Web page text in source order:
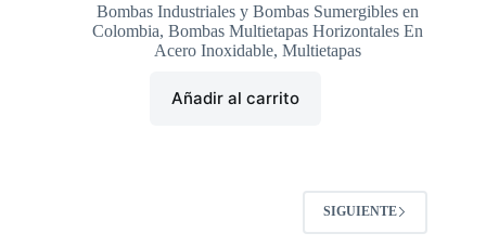
Bombas Industriales y Bombas Sumergibles en
Colombia, Bombas Multietapas Horizontales En
Acero Inoxidable, Multietapas
Añadir al carrito
SIGUIENTE